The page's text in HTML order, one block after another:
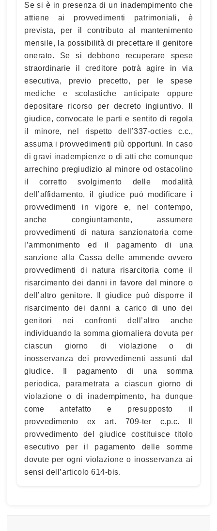
Se si è in presenza di un inadempimento che
attiene ai provvedimenti patrimoniali, è
prevista, per il contributo al mantenimento
mensile, la possibilità di precettare il genitore
onerato. Se si debbono recuperare spese
straordinarie il creditore potrà agire in via
esecutiva, previo precetto, per le spese
mediche e scolastiche anticipate oppure
depositare ricorso per decreto ingiuntivo. Il
giudice, convocate le parti e sentito di regola
il minore, nel rispetto dell’337-octies c.c.,
assuma i provvedimenti più opportuni. In caso
di gravi inadempienze o di atti che comunque
arrechino pregiudizio al minore od ostacolino
il corretto svolgimento delle modalità
dell’affidamento, il giudice può modificare i
provvedimenti in vigore e, nel contempo,
anche congiuntamente, assumere
provvedimenti di natura sanzionatoria come
l’ammonimento ed il pagamento di una
sanzione alla Cassa delle ammende ovvero
provvedimenti di natura risarcitoria come il
risarcimento dei danni in favore del minore o
dell’altro genitore. Il giudice può disporre il
risarcimento dei danni a carico di uno dei
genitori nei confronti dell’altro anche
individuando la somma giornaliera dovuta per
ciascun giorno di violazione o di
inosservanza dei provvedimenti assunti dal
giudice. Il pagamento di una somma
periodica, parametrata a ciascun giorno di
violazione o di inadempimento, ha dunque
come antefatto e presupposto il
provvedimento ex art. 709-ter c.p.c. Il
provvedimento del giudice costituisce titolo
esecutivo per il pagamento delle somme
dovute per ogni violazione o inosservanza ai
sensi dell’articolo 614-bis.